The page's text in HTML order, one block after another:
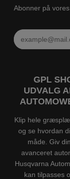
Abonner på
GPL
UDVALG
Klip hele
og se hvordan
måde. Giv
avanceret
Husqvarna
kan tilpasses